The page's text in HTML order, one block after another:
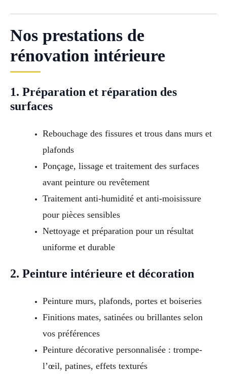
Nos prestations de
rénovation intérieure
1. Préparation et réparation des
surfaces
Rebouchage des fissures et trous dans murs et
plafonds
Ponçage, lissage et traitement des surfaces
avant peinture ou revêtement
Traitement anti-humidité et anti-moisissure
pour pièces sensibles
Nettoyage et préparation pour un résultat
uniforme et durable
2. Peinture intérieure et décoration
Peinture murs, plafonds, portes et boiseries
Finitions mates, satinées ou brillantes selon
vos préférences
Peinture décorative personnalisée : trompe-
l’œil, patines, effets texturés